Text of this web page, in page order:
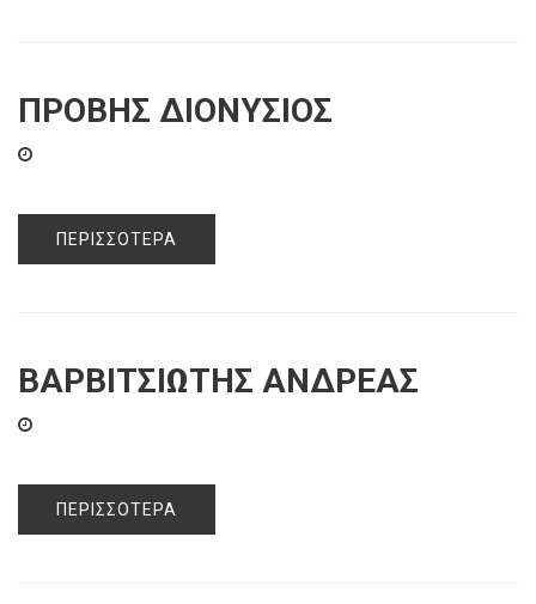
ΠΡΟΒΗΣ ΔΙΟΝΥΣΙΟΣ
ΠΕΡΙΣΣΌΤΕΡΑ
ΒΑΡΒΙΤΣΙΩΤΗΣ ΑΝΔΡΕΑΣ
ΠΕΡΙΣΣΌΤΕΡΑ